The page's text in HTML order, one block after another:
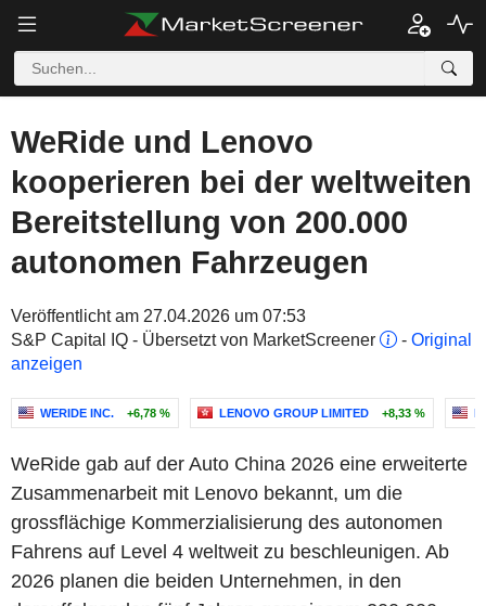
WeRide und Lenovo
kooperieren bei der weltweiten
Bereitstellung von 200.000
autonomen Fahrzeugen
Veröffentlicht am 27.04.2026 um 07:53
S&P Capital IQ - Übersetzt von MarketScreener
- Original
anzeigen
WERIDE INC. +6,78 % LENOVO GROUP LIMITED +8,33 %
WeRide gab auf der Auto China 2026 eine erweiterte
Zusammenarbeit mit Lenovo bekannt, um die
grossflächige Kommerzialisierung des autonomen
Fahrens auf Level 4 weltweit zu beschleunigen. Ab
2026 planen die beiden Unternehmen, in den